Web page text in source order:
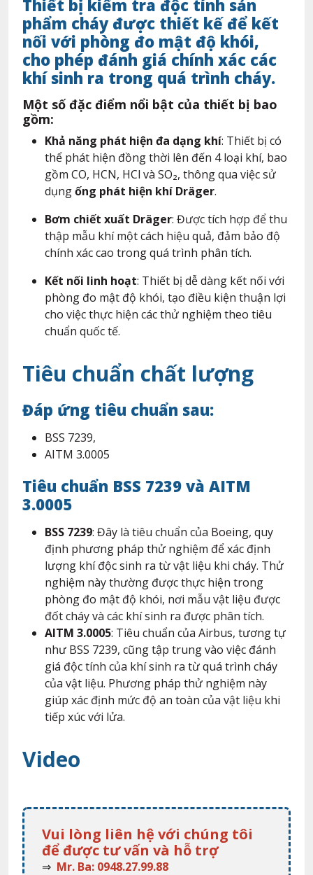
Thiết bị kiểm tra độc tính sản
phẩm cháy được thiết kế để kết
nối với phòng đo mật độ khói,
cho phép đánh giá chính xác các
khí sinh ra trong quá trình cháy.
Một số đặc điểm nổi bật của thiết bị bao
gồm:
Khả năng phát hiện đa dạng khí: Thiết bị có
thể phát hiện đồng thời lên đến 4 loại khí, bao
gồm CO, HCN, HCl và SO₂, thông qua việc sử
dụngống phát hiện khí Dräger.
Bơm chiết xuất Dräger: Được tích hợp để thu
thập mẫu khí một cách hiệu quả, đảm bảo độ
chính xác cao trong quá trình phân tích.
Kết nối linh hoạt: Thiết bị dễ dàng kết nối với
phòng đo mật độ khói, tạo điều kiện thuận lợi
cho việc thực hiện các thử nghiệm theo tiêu
chuẩn quốc tế.
Tiêu chuẩn chất lượng
Đáp ứng tiêu chuẩn sau:
BSS 7239,
AITM 3.0005
Tiêu chuẩn BSS 7239 và AITM
3.0005
BSS 7239: Đây là tiêu chuẩn của Boeing, quy
định phương pháp thử nghiệm để xác định
lượng khí độc sinh ra từ vật liệu khi cháy. Thử
nghiệm này thường được thực hiện trong
phòng đo mật độ khói, nơi mẫu vật liệu được
đốt cháy và các khí sinh ra được phân tích.
AITM 3.0005: Tiêu chuẩn của Airbus, tương tự
như BSS 7239, cũng tập trung vào việc đánh
giá độc tính của khí sinh ra từ quá trình cháy
của vật liệu. Phương pháp thử nghiệm này
giúp xác định mức độ an toàn của vật liệu khi
tiếp xúc với lửa.
Video
Vui lòng liên hệ với chúng tôi
để được tư vấn và hỗ trợ
⇒ Mr. Ba: 0948.27.99.88